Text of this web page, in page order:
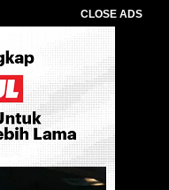
CLOSE ADS